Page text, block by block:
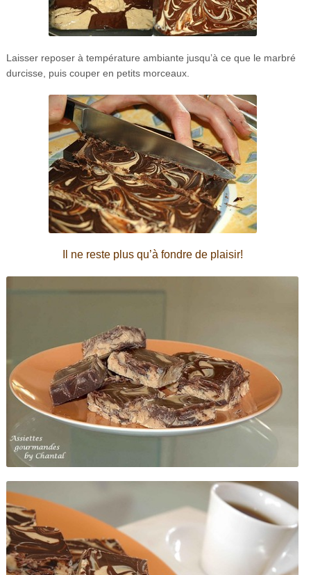
Laisser reposer à température ambiante jusqu’à ce que le marbré
durcisse, puis couper en petits morceaux.
Il ne reste plus qu’à fondre de plaisir!